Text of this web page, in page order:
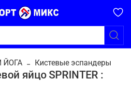
ЙОГА Кистевые эспандеры
яйцо SPRINTER :